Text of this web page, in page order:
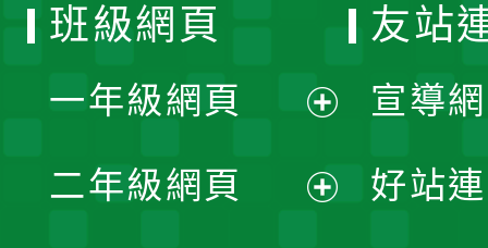
班級網頁
一年級網頁
開
二年級網頁
友站
宣導
好站